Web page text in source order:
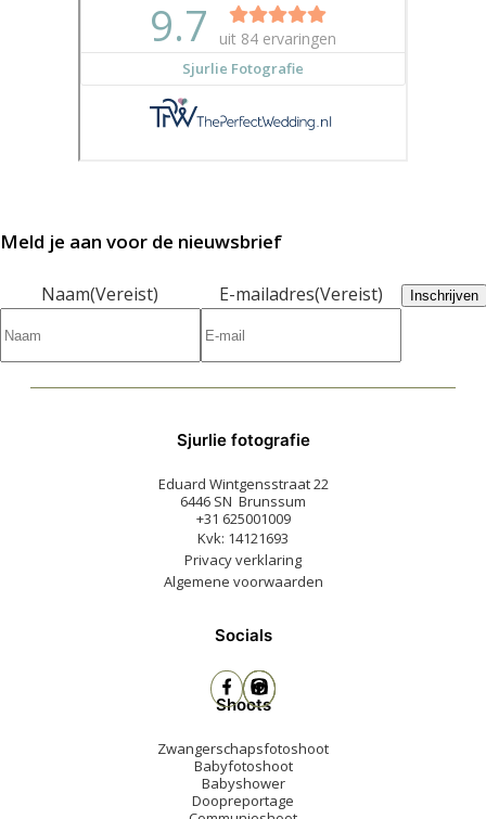
Meld je aan voor de nieuwsbrief
Naam(Vereist) E-mailadres(Vereist) Inschrijven
Sjurlie fotografie
Eduard Wintgensstraat 22
6446 SN Brunssum
+31 625001009
Kvk: 14121693
Privacy verklaring
Algemene voorwaarden
Socials
Shoots
Zwangerschapsfotoshoot
Babyfotoshoot
Babyshower
Doopreportage